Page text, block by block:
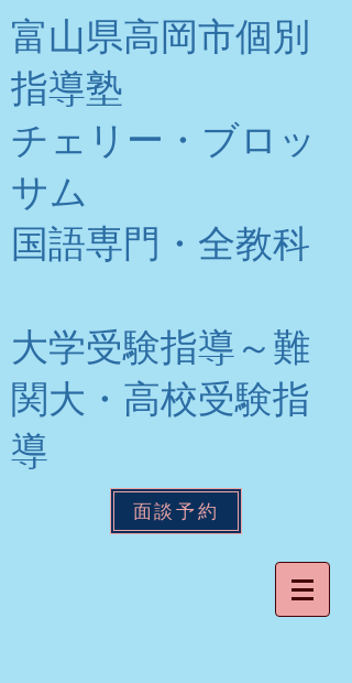
富山県高岡市個別
指導塾
チェリー・ブロッ
サム
​国語専門・全教科
大学受験指導～難
関大・高校受験指
導
面談予約